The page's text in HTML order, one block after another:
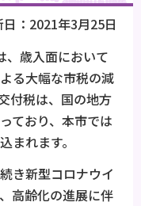
：2021年3月25日
、歳入面において
る大幅な市税の減
付税は、国の地方
ており、本市では
まれます。
き新型コロナウイ
高齢化の進展に伴